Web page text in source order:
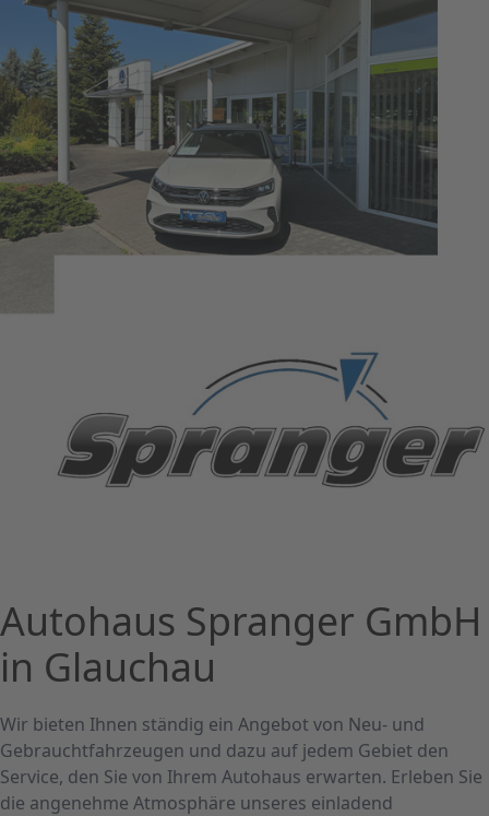
Autohaus Spranger GmbH
in Glauchau
Wir bieten Ihnen ständig ein Angebot von Neu- und
Gebrauchtfahrzeugen und dazu auf jedem Gebiet den
Service, den Sie von Ihrem Autohaus erwarten. Erleben Sie
die angenehme Atmosphäre unseres einladend